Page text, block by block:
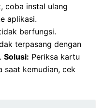
coba instal ulang
aplikasi.
berfungsi.
terpasang dengan
Solusi: Periksa kartu
saat kemudian, cek